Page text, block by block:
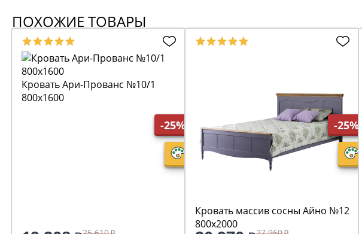
ПОХОЖИЕ ТОВАРЫ
-25%
Кровать Ари-Прованс №10/1
800х1600
-25%
Кровать массив сосны Айно №12
800х2000